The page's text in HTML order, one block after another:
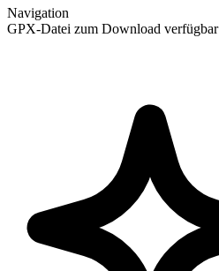
Navigation
GPX-Datei zum Download verfügbar